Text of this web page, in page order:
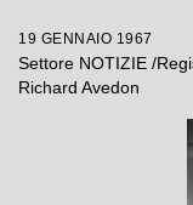
19 GENNAIO 1967
Settore NOTIZIE /
Richard Avedon